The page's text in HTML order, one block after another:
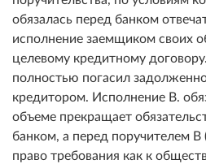
обязалась перед банком
исполнение заемщиком своих
целевому кредитному договору.
полностью погасил
кредитором. Исполнение В.
объеме прекращает
банком, а перед поручителем
право требования как к